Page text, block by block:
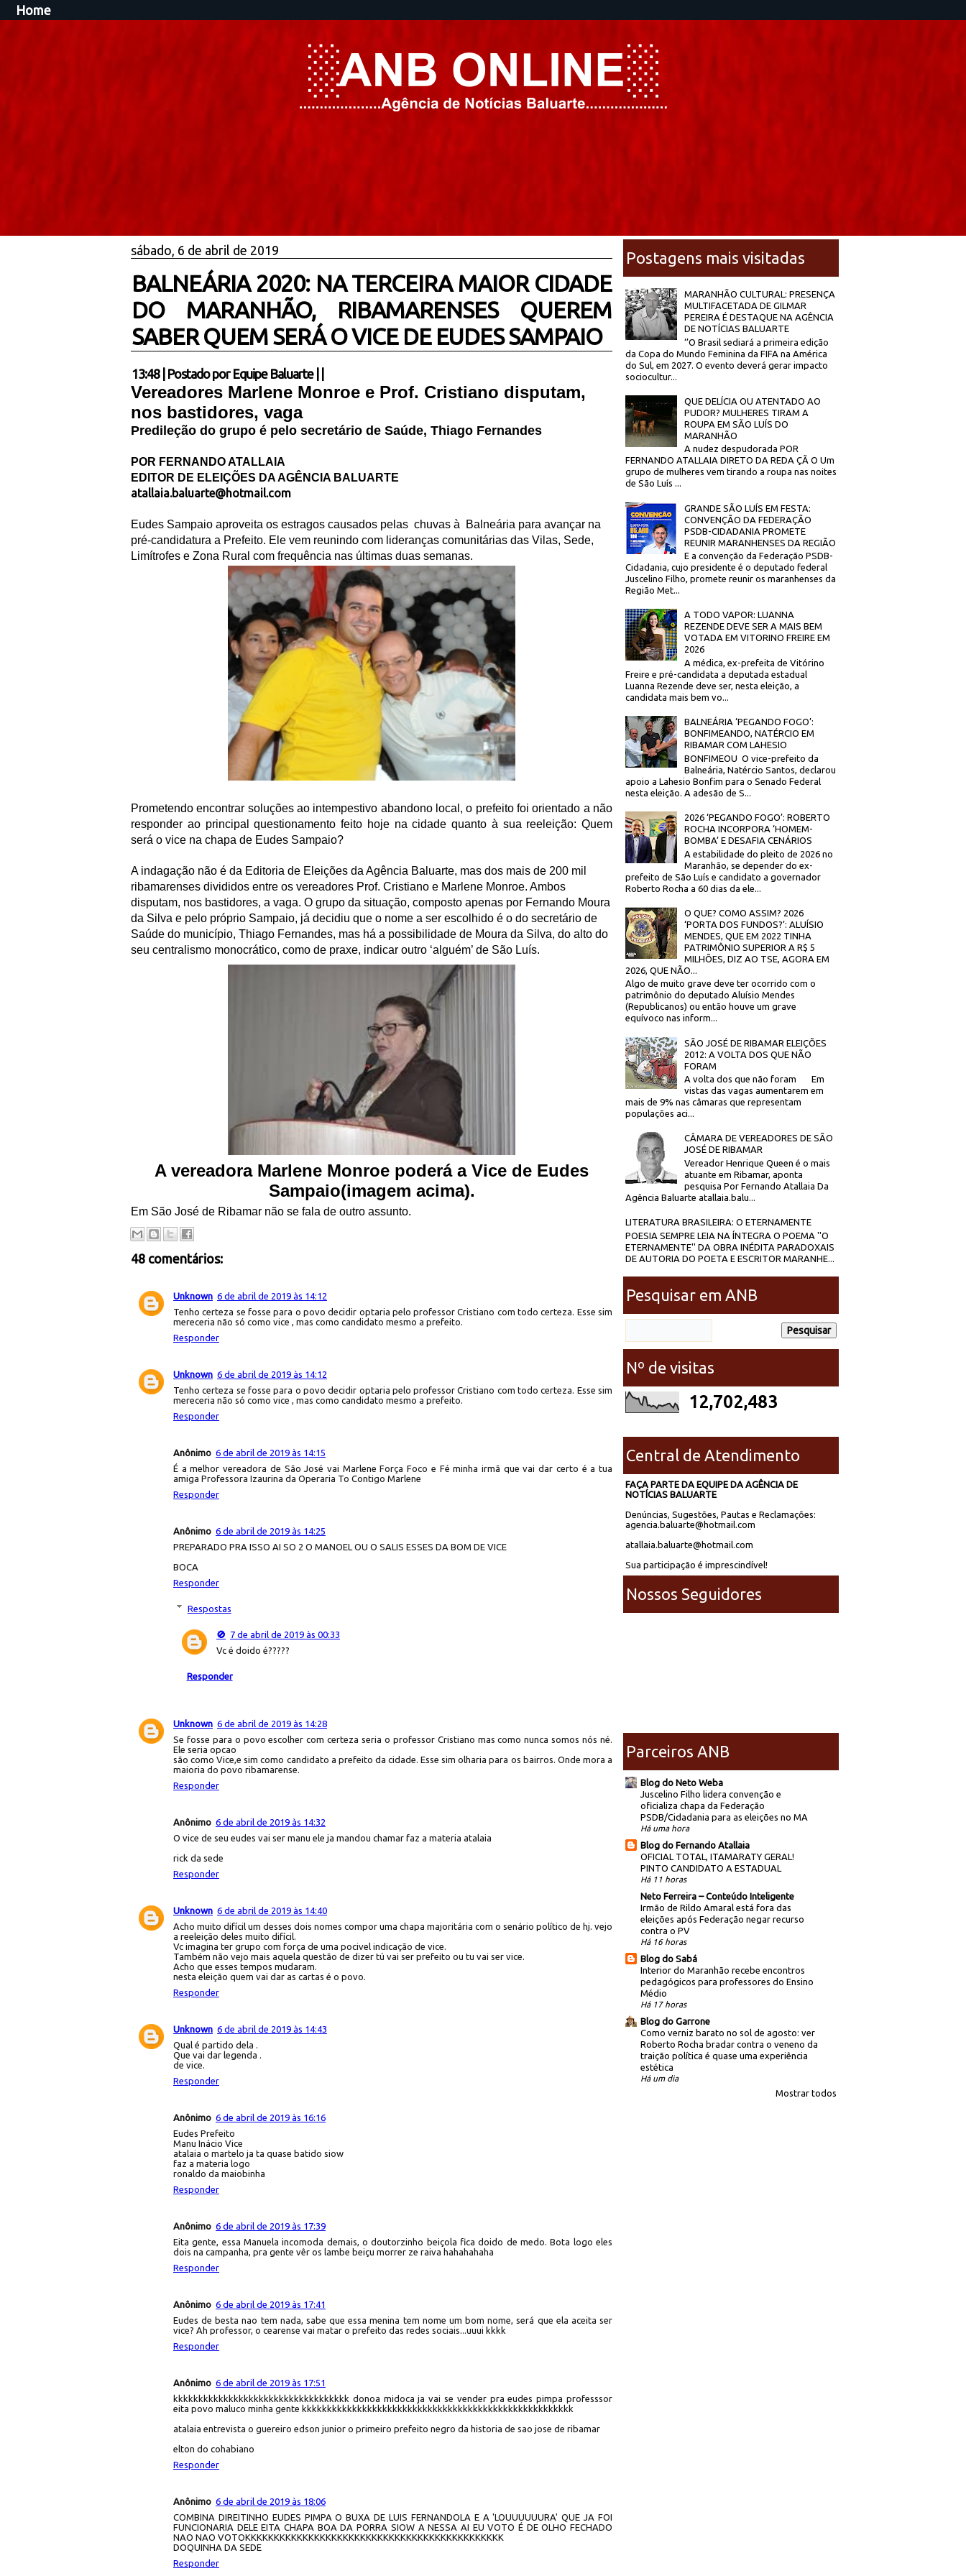
Home
sábado, 6 de abril de 2019
BALNEÁRIA 2020: NA TERCEIRA MAIOR CIDADE
DO MARANHÃO, RIBAMARENSES QUEREM
SABER QUEM SERÁ O VICE DE EUDES SAMPAIO
13:48| Postado por Equipe Baluarte
Vereadores Marlene Monroe e Prof. Cristiano disputam,
nos bastidores, vaga
Predileção do grupo é pelo secretário de Saúde, Thiago Fernandes
POR FERNANDO ATALLAIA
EDITOR DE ELEIÇÕES DA AGÊNCIA BALUARTE
atallaia.baluarte@hotmail.com
Eudes Sampaio aproveita os estragos causados pelas chuvas à
Balneária para avançar na
pré-candidatura a Prefeito. Ele vem reunindo com lideranças comunitárias das Vilas, Sede,
Limítrofes e Zona Rural com frequência nas últimas duas semanas.
Prometendo encontrar soluções ao intempestivo abandono local, o prefeito foi orientado a não
responder ao principal questionamento feito hoje na cidade quanto à sua reeleição: Quem
será o vice na chapa de Eudes Sampaio?
A indagação não é da Editoria de Eleições da Agência Baluarte, mas dos mais de 200 mil
ribamarenses divididos entre os vereadores Prof. Cristiano e Marlene Monroe. Ambos
disputam, nos bastidores, a vaga. O grupo da situação, composto apenas por Fernando Moura
da Silva e pelo próprio Sampaio, já decidiu que o nome a ser escolhido é o do secretário de
Saúde do município, Thiago Fernandes, mas há a possibilidade de Moura da Silva, do alto do
seu centralismo monocrático, como de praxe, indicar outro ‘alguém’ de São Luís.
A vereadora Marlene Monroe poderá a Vice de Eudes
Sampaio(imagem acima).
Em São José de Ribamar não se fala de outro assunto.
48 comentários:
Unknown 6 de abril de 2019 às 14:12
Tenho certeza se fosse para o povo decidir optaria pelo professor Cristiano com todo certeza. Esse sim
mereceria não só como vice , mas como candidato mesmo a prefeito.
Responder
Unknown 6 de abril de 2019 às 14:12
Tenho certeza se fosse para o povo decidir optaria pelo professor Cristiano com todo certeza. Esse sim
mereceria não só como vice , mas como candidato mesmo a prefeito.
Responder
Anônimo 6 de abril de 2019 às 14:15
É a melhor vereadora de São José vai Marlene Força Foco e Fé minha irmã que vai dar certo é a tua
amiga Professora Izaurina da Operaria To Contigo Marlene
Responder
Anônimo 6 de abril de 2019 às 14:25
PREPARADO PRA ISSO AI SO 2 O MANOEL OU O SALIS ESSES DA BOM DE VICE
BOCA
Responder
Respostas
🚫 7 de abril de 2019 às 00:33
Vc é doido é?????
Responder
Unknown 6 de abril de 2019 às 14:28
Se fosse para o povo escolher com certeza seria o professor Cristiano mas como nunca somos nós né.
Ele seria opcao
são como Vice,e sim como candidato a prefeito da cidade. Esse sim olharia para os bairros. Onde mora a
maioria do povo ribamarense.
Responder
Anônimo 6 de abril de 2019 às 14:32
O vice de seu eudes vai ser manu ele ja mandou chamar faz a materia atalaia
rick da sede
Responder
Unknown 6 de abril de 2019 às 14:40
Acho muito difícil um desses dois nomes compor uma chapa majoritária com o senário político de hj. vejo
a reeleição deles muito difícil.
Vc imagina ter grupo com força de uma pocivel indicação de vice.
Também não vejo mais aquela questão de dizer tú vai ser prefeito ou tu vai ser vice.
Acho que esses tempos mudaram.
nesta eleição quem vai dar as cartas é o povo.
Responder
Unknown 6 de abril de 2019 às 14:43
Qual é partido dela .
Que vai dar legenda .
de vice.
Responder
Anônimo 6 de abril de 2019 às 16:16
Eudes Prefeito
Manu Inácio Vice
atalaia o martelo ja ta quase batido siow
faz a materia logo
ronaldo da maiobinha
Responder
Anônimo 6 de abril de 2019 às 17:39
Eita gente, essa Manuela incomoda demais, o doutorzinho beiçola fica doido de medo. Bota logo eles
dois na campanha, pra gente vêr os lambe beiçu morrer ze raiva hahahahaha
Responder
Anônimo 6 de abril de 2019 às 17:41
Eudes de besta nao tem nada, sabe que essa menina tem nome um bom nome, será que ela aceita ser
vice? Ah professor, o cearense vai matar o prefeito das redes sociais...uuui kkkk
Responder
Anônimo 6 de abril de 2019 às 17:51
kkkkkkkkkkkkkkkkkkkkkkkkkkkkkkkkkkk donoa midoca ja vai se vender pra eudes pimpa professsor
eita povo maluco minha gente kkkkkkkkkkkkkkkkkkkkkkkkkkkkkkkkkkkkkkkkkkkkkkkkkkkkkk
atalaia entrevista o guereiro edson junior o primeiro prefeito negro da historia de sao jose de ribamar
elton do cohabiano
Responder
Anônimo 6 de abril de 2019 às 18:06
COMBINA DIREITINHO EUDES PIMPA O BUXA DE LUIS FERNANDOLA E A 'LOUUUUUURA' QUE JA FOI
FUNCIONARIA DELE EITA CHAPA BOA DA PORRA SIOW A NESSA AI EU VOTO É DE OLHO FECHADO
NAO NAO VOTOKKKKKKKKKKKKKKKKKKKKKKKKKKKKKKKKKKKKKKKKKKKKK
DOQUINHA DA SEDE
Responder
Postagens mais visitadas
MARANHÃO CULTURAL: PRESENÇA
MULTIFACETADA DE GILMAR
PEREIRA É DESTAQUE NA AGÊNCIA
DE NOTÍCIAS BALUARTE
‘’O Brasil sediará a primeira edição
da Copa do Mundo Feminina da FIFA na América
do Sul, em 2027. O evento deverá gerar impacto
sociocultur...
QUE DELÍCIA OU ATENTADO AO
PUDOR? MULHERES TIRAM A
ROUPA EM SÃO LUÍS DO
MARANHÃO
A nudez despudorada POR
FERNANDO ATALLAIA DIRETO DA REDA ÇÃ O Um
grupo de mulheres vem tirando a roupa nas noites
de São Luís ...
GRANDE SÃO LUÍS EM FESTA:
CONVENÇÃO DA FEDERAÇÃO
PSDB-CIDADANIA PROMETE
REUNIR MARANHENSES DA REGIÃO
E a convenção da Federação PSDB-
Cidadania, cujo presidente é o deputado federal
Juscelino Filho, promete reunir os maranhenses da
Região Met...
A TODO VAPOR: LUANNA
REZENDE DEVE SER A MAIS BEM
VOTADA EM VITORINO FREIRE EM
2026
A médica, ex-prefeita de Vitórino
Freire e pré-candidata a deputada estadual
Luanna Rezende deve ser, nesta eleição, a
candidata mais bem vo...
BALNEÁRIA ‘PEGANDO FOGO’:
BONFIMEANDO, NATÉRCIO EM
RIBAMAR COM LAHESIO
BONFIMEOU O vice-prefeito da
Balneária, Natércio Santos, declarou
apoio a Lahesio Bonfim para o Senado Federal
nesta eleição. A adesão de S...
2026 ‘PEGANDO FOGO’: ROBERTO
ROCHA INCORPORA ‘HOMEM-
BOMBA’ E DESAFIA CENÁRIOS
A estabilidade do pleito de 2026 no
Maranhão, se depender do ex-
prefeito de São Luís e candidato a governador
Roberto Rocha a 60 dias da ele...
O QUE? COMO ASSIM? 2026
‘PORTA DOS FUNDOS?’: ALUÍSIO
MENDES, QUE EM 2022 TINHA
PATRIMÔNIO SUPERIOR A R$ 5
MILHÕES, DIZ AO TSE, AGORA EM
2026, QUE NÃO...
Algo de muito grave deve ter ocorrido com o
patrimônio do deputado Aluísio Mendes
(Republicanos) ou então houve um grave
equívoco nas inform...
SÃO JOSÉ DE RIBAMAR ELEIÇÕES
2012: A VOLTA DOS QUE NÃO
FORAM
A volta dos que não foram Em
vistas das vagas aumentarem em
mais de 9% nas câmaras que representam
populações aci...
CÂMARA DE VEREADORES DE SÃO
JOSÉ DE RIBAMAR
Vereador Henrique Queen é o mais
atuante em Ribamar, aponta
pesquisa Por Fernando Atallaia Da
Agência Baluarte atallaia.balu...
LITERATURA BRASILEIRA: O ETERNAMENTE
POESIA SEMPRE LEIA NA ÍNTEGRA O POEMA ''O
ETERNAMENTE'' DA OBRA INÉDITA PARADOXAIS
DE AUTORIA DO POETA E ESCRITOR MARANHE...
Pesquisar em ANB
Nº de visitas
12,702,483
Central de Atendimento
FAÇA PARTE DA EQUIPE DA AGÊNCIA DE
NOTÍCIAS BALUARTE
Denúncias, Sugestões, Pautas e Reclamações:
agencia.baluarte@hotmail.com
atallaia.baluarte@hotmail.com
Sua participação é imprescindível!
Nossos Seguidores
Parceiros ANB
Blog do Neto Weba
Juscelino Filho lidera convenção e
oficializa chapa da Federação
PSDB/Cidadania para as eleições no MA
Há uma hora
Blog do Fernando Atallaia
OFICIAL TOTAL, ITAMARATY GERAL!
PINTO CANDIDATO A ESTADUAL
Há 11 horas
Neto Ferreira – Conteúdo Inteligente
Irmão de Rildo Amaral está fora das
eleições após Federação negar recurso
contra o PV
Há 16 horas
Blog do Sabá
Interior do Maranhão recebe encontros
pedagógicos para professores do Ensino
Médio
Há 17 horas
Blog do Garrone
Como verniz barato no sol de agosto: ver
Roberto Rocha bradar contra o veneno da
traição política é quase uma experiência
estética
Há um dia
Mostrar todos